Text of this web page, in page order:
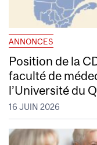
ANNONCES
Position de la
faculté de
l’Université du
16 JUIN 2026